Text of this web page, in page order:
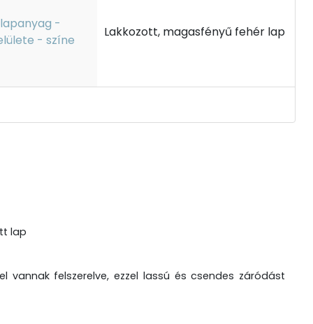
-
- színe
Lakkozott, magasfényű fehér lap
lap
vannak felszerelve, ezzel lassú és csendes záródást